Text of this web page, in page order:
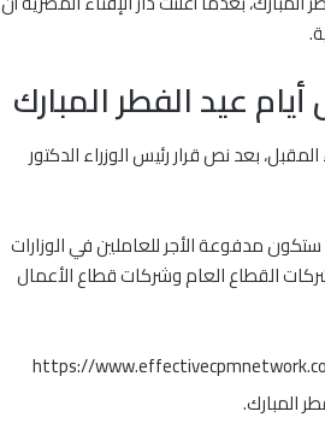
عيد الفطر المبارك
بعد نص قرار رئيس الوزراء الدكتور
مدفوعة الأجر للعاملين في الوزارات
القطاع العام وشركات قطاع الأعمال
https://
المبارك.